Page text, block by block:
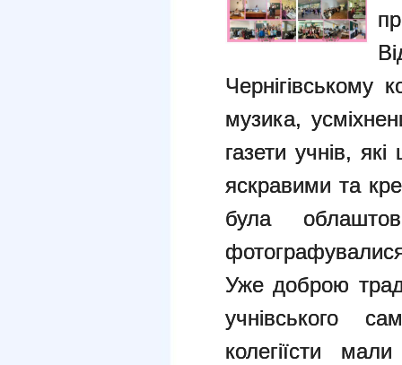
Чернігівському
музика,
газети учнів,
яскравими та
була
фотографувалися
Уже доброю
учнівського
колегіїсти